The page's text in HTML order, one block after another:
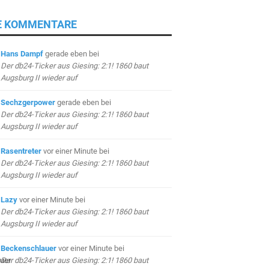
KOMMENTARE
Hans Dampf gerade ebenbei
Der db24-Ticker aus Giesing: 2:1! 1860 baut
Augsburg II wieder auf
Sechzgerpower gerade ebenbei
Der db24-Ticker aus Giesing: 2:1! 1860 baut
Augsburg II wieder auf
Rasentreter vor einer Minutebei
Der db24-Ticker aus Giesing: 2:1! 1860 baut
Augsburg II wieder auf
Lazy vor einer Minutebei
Der db24-Ticker aus Giesing: 2:1! 1860 baut
Augsburg II wieder auf
Beckenschlauer vor einer Minutebei
Der db24-Ticker aus Giesing: 2:1! 1860 baut